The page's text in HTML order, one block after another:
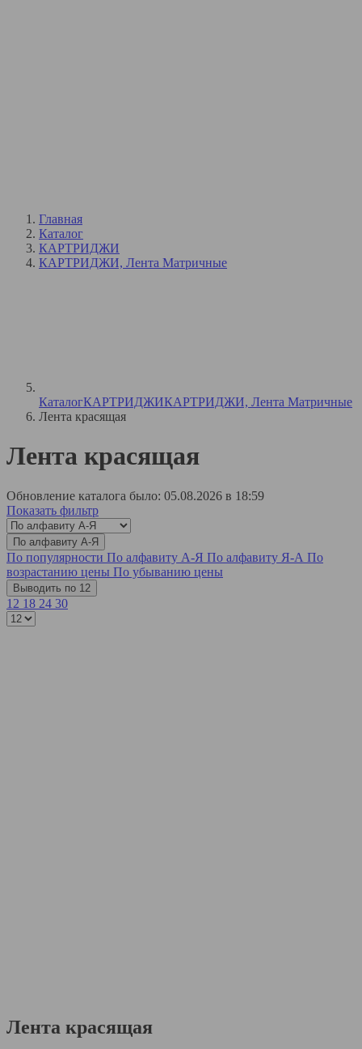
Главная
Каталог
КАРТРИДЖИ
КАРТРИДЖИ, Лента Матричные
КаталогКАРТРИДЖИКАРТРИДЖИ, Лента Матричные
Лента красящая
Лента красящая
Обновление каталога было: 05.08.2026 в 18:59
Показать фильтр
По алфавиту А-Я
По популярности По алфавиту А-Я По алфавиту Я-А По
возрастанию цены По убыванию цены
Выводить по 12
12 18 24 30
Лента красящая